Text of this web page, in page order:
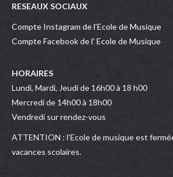
RESEAUX SOCIAUX
Compte Instagram de l’Ecole de Musique
Compte Facebook de l’ Ecole de Musique
HORAIRES
Lundi, Mardi, Jeudi de 16h00 à 18 h00
Mercredi de 14h00 à 18h00
Vendredi sur rendez-vous
ATTENTION : l’Ecole de musique est
vacances scolaires.